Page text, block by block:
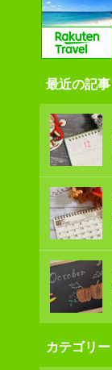
最近の記事
カテゴリー